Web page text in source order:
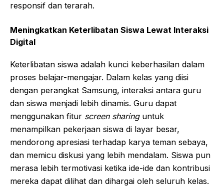
responsif dan terarah.
Meningkatkan Keterlibatan Siswa Lewat Interaksi
Digital
Keterlibatan siswa adalah kunci keberhasilan dalam
proses belajar-mengajar. Dalam kelas yang diisi
dengan perangkat Samsung, interaksi antara guru
dan siswa menjadi lebih dinamis. Guru dapat
menggunakan fitur screen sharinguntuk
menampilkan pekerjaan siswa di layar besar,
mendorong apresiasi terhadap karya teman sebaya,
dan memicu diskusi yang lebih mendalam. Siswa pun
merasa lebih termotivasi ketika ide-ide dan kontribusi
mereka dapat dilihat dan dihargai oleh seluruh kelas.